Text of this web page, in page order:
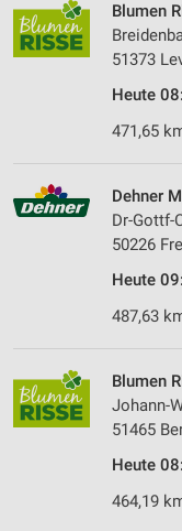
Blumen
51373
Heute
471,65
Dehner
Dr-Gottf-
50226
Heute
487,63
Blumen
Johann-
51465
Heute
464,19